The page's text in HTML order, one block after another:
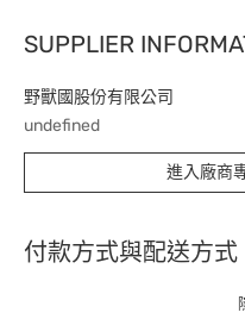
SUPPLIER
野獸國股份有限公司
undefined
進入廠商
付款方式與配送方式